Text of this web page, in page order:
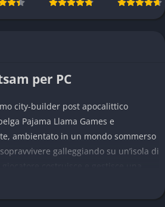
per PC
city-builder post apocalittico
Pajama Llama Games e
ambientato in un mondo sommerso
galleggiando su un’isola di
costruisce e gestisce una
con materiali riciclati,